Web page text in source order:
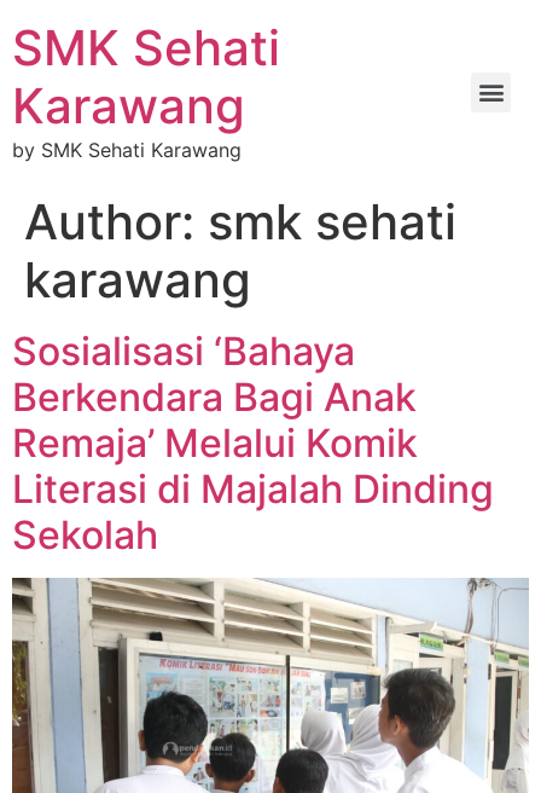
SMK Sehati
Karawang
by SMK Sehati Karawang
Author: smk sehati
karawang
Sosialisasi ‘Bahaya
Berkendara Bagi Anak
Remaja’ Melalui Komik
Literasi di Majalah Dinding
Sekolah